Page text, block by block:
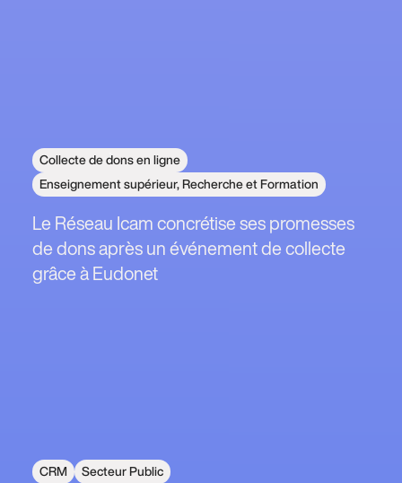
Collecte de dons en ligne
Enseignement supérieur, Recherche et Formation
Le Réseau Icam concrétise ses promesses
de dons après un événement de collecte
grâce à Eudonet
CRM Secteur Public